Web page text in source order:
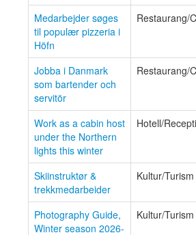
Medarbejder søges
til populær pizzeria i
Höfn
Restaurang/
Jobba i Danmark
som bartender och
servitör
Restaurang/
Work as a cabin host
under the Northern
lights this winter
Hotell/
Skiinstruktør &
trekkmedarbeider
Kultur/Turism
Photography Guide,
Winter season 2026-
Kultur/Turism